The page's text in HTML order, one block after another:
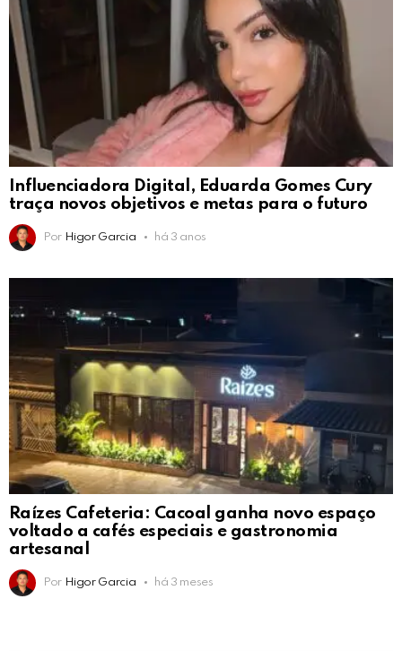
Influenciadora Digital, Eduarda Gomes Cury
traça novos objetivos e metas para o futuro
Por Higor Garcia há 3 anos
Raízes Cafeteria: Cacoal ganha novo espaço
voltado a cafés especiais e gastronomia
artesanal
Por Higor Garcia há 3 meses